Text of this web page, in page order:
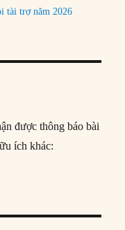
tài trợ năm 2026
được thông báo bài
ích khác: